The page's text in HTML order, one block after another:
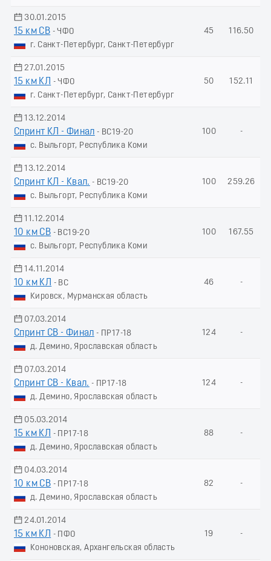
30.01.2015
15 км СВ - ЧФО
г. Санкт-Петербург, Санкт-Петербург
45 116.50
27.01.2015
15 км КЛ
- ЧФО
г. Санкт-Петербург, Санкт-Петербург
50 152.11
13.12.2014
Спринт КЛ - Финал - ВС19-20
с. Выльгорт, Республика Коми
100 -
13.12.2014
Спринт КЛ - Квал. - ВС19-20
с. Выльгорт, Республика Коми
100 259.26
11.12.2014
10 км СВ - ВС19-20
с. Выльгорт, Республика Коми
100 167.55
14.11.2014
10 км КЛ
- ВС
Кировск, Мурманская область
46 -
07.03.2014
Спринт СВ - Финал - ПР17-18
д. Демино, Ярославская область
124 -
07.03.2014
Спринт СВ - Квал. - ПР17-18
д. Демино, Ярославская область
124 -
05.03.2014
15 км КЛ
- ПР17-18
д. Демино, Ярославская область
88 -
04.03.2014
10 км СВ - ПР17-18
д. Демино, Ярославская область
82 -
24.01.2014
15 км КЛ
- ПФО
Кононовская, Архангельская область
19 -